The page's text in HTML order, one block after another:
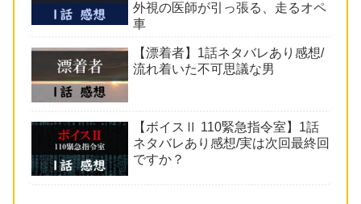
外視の医師が引っ張る、走るオペ
車
【漂着者】1話ネタバレあり感想/
流れ着いた不可思議な男
【ボイスⅡ 110緊急指令室】1話
ネタバレあり感想/実は次回最終回
ですか？